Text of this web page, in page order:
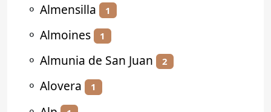
⚬ Almensilla 1
⚬ Almoines 1
⚬ Almunia de San Juan 2
⚬ Alovera 1